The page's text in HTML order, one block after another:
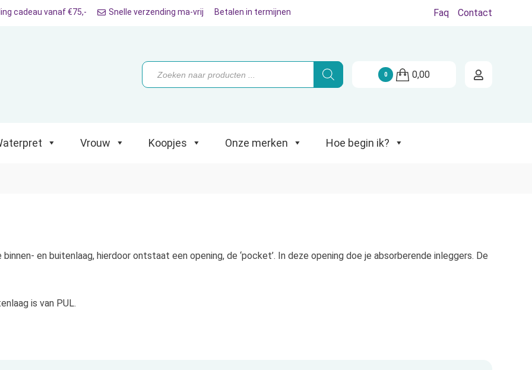
Koopjes Onze merken Hoe begin ik?
cadeau vanaf €75,- Snelle verzending ma-vrij Betalen in termijnen Faq Contact
Producten
zoeken
0 0,00
Vrouw Koopjes Onze merken Hoe begin ik?
en buitenlaag, hierdoor ontstaat een opening, de ‘pocket’. In deze opening doe je absorberende inleggers. De
is van PUL.